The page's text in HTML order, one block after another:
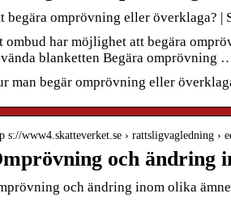
begära omprövning eller överklaga? |
ombud har möjlighet att begära
blanketten Begära omprövning
man begär omprövning eller
s://www4.skatteverket.se › rattsligvagledning ›
och ändring
och ändring inom olika